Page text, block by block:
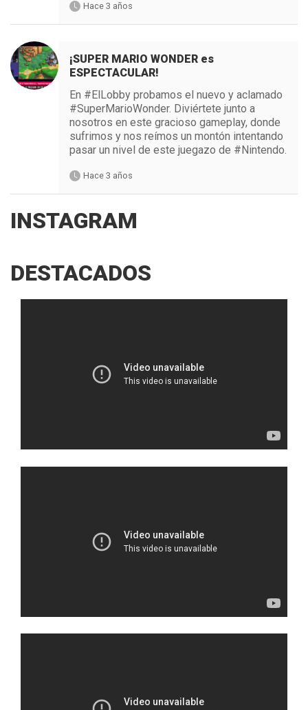
Hace 3 años
¡SUPER MARIO WONDER es
ESPECTACULAR!
En #ElLobby probamos el nuevo y aclamado
#SuperMarioWonder. Diviértete junto a
nosotros en este gracioso gameplay, donde
sufrimos y nos reímos un montón intentando
pasar un nivel de este juegazo de #Nintendo.
Hace 3 años
INSTAGRAM
DESTACADOS